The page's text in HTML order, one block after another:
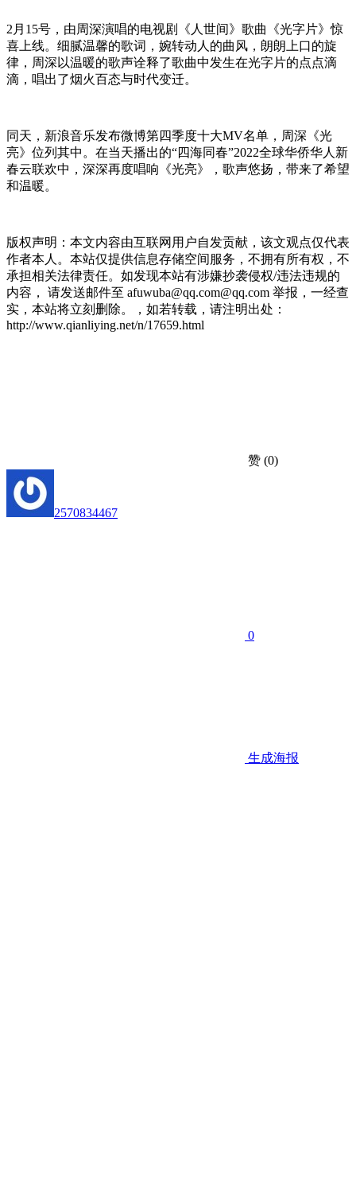
2月15号，由周深演唱的电视剧《人世间》歌曲《光字片》惊
喜上线。细腻温馨的歌词，婉转动人的曲风，朗朗上口的旋
律，周深以温暖的歌声诠释了歌曲中发生在光字片的点点滴
滴，唱出了烟火百态与时代变迁。
同天，新浪音乐发布微博第四季度十大MV名单，周深《光
亮》位列其中。在当天播出的“四海同春”2022全球华侨华人新
春云联欢中，深深再度唱响《光亮》，歌声悠扬，带来了希望
和温暖。
版权声明：本文内容由互联网用户自发贡献，该文观点仅代表
作者本人。本站仅提供信息存储空间服务，不拥有所有权，不
承担相关法律责任。如发现本站有涉嫌抄袭侵权/违法违规的
内容， 请发送邮件至 afuwuba@qq.com@qq.com 举报，一经查
实，本站将立刻删除。，如若转载，请注明出处：
http://www.qianliying.net/n/17659.html
赞 (0)
2570834467
0
生成海报